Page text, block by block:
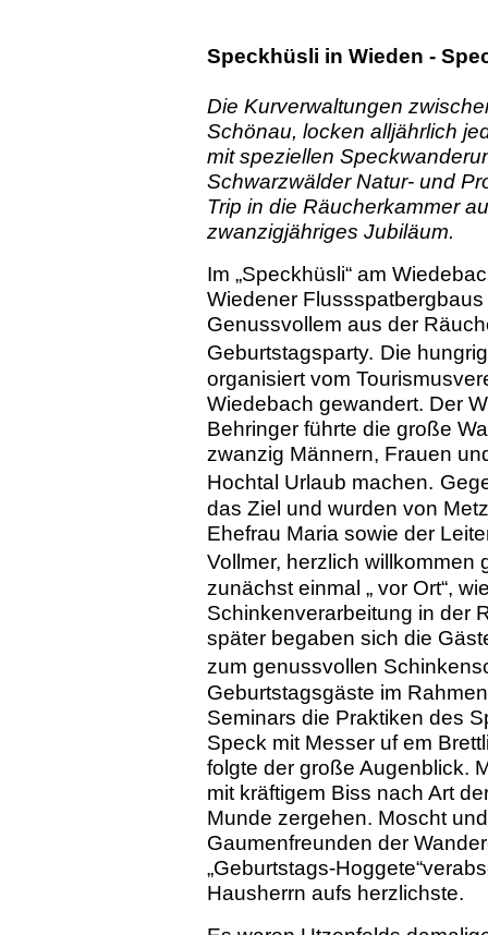
Speckhüsli in Wieden -
Die Kurverwaltungen
Schönau, locken alljährlich
mit speziellen
Schwarzwälder Natur- und
Trip in die Räucherkammer
zwanzigjähriges Jubiläum.
Im „Speckhüsli“ am
Wiedener
Genussvollem aus der
Geburtstagsparty. Die
organisiert vom
Wiedebach gewandert. Der
Behringer führte die große
zwanzig Männern, Frauen
Hochtal Urlaub machen.
das Ziel und wurden von
Ehefrau Maria sowie der
Vollmer, herzlich willkommen
zunächst einmal „ vor Ort“,
Schinkenverarbeitung in der
später begaben sich die
zum genussvollen
Geburtstagsgäste im
Seminars die Praktiken des
Speck mit Messer uf em
folgte der große Augenblick.
mit kräftigem Biss nach Art
Munde zergehen. Moscht
Gaumenfreunden der
„Geburtstags-
Hausherrn aufs herzlichste.